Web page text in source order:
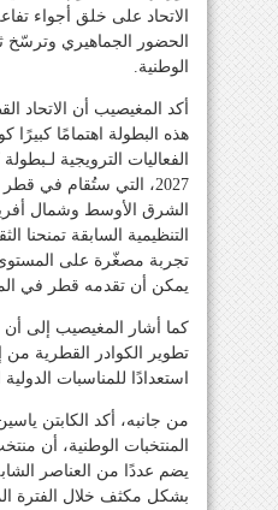
الاتحاد على خلق أجواء
الحضور الجماهيري وترسّخ
الوطنية.
أكد المغيصيب أن الاتحاد
هذه البطولة اهتمامًا
الفعاليات الترويجية
2027، التي ستُقام في
الشرق الأوسط وشمال
التنظيمية السابقة تمنحنا
تجربة مصغّرة على المستوى
يمكن أن تقدمه قطر في
كما أشار المغيصيب إلى أن
تطوير الكوادر القطرية
استعدادًا للمناسبات الدولية
من جانبه، أكد الكابتن
يضم عددًا من العناصر
بشكل مكثف خلال الفترة